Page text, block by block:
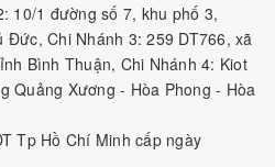
10/1 đường số 7, khu phố 3,
Chi Nhánh 3: 259 DT766, xã
Bình Thuận, Chi Nhánh 4: Kiot
Quảng Xương - Hòa Phong - Hòa
Tp Hồ Chí Minh cấp ngày